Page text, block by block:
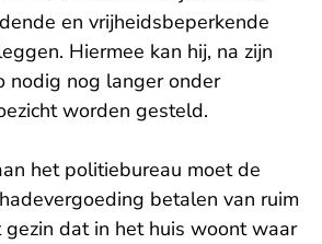
en vrijheidsbeperkende
Hiermee kan hij, na zijn
nodig nog langer onder
worden gesteld.
het politiebureau moet de
betalen van ruim
dat in het huis woont waar